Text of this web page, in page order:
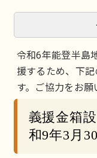
令和6年能登半島
援するため、下
す。ご協力をお願
義援金箱
和9年3月